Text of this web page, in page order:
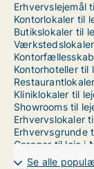
Erhvervslejemål
Kontorlokaler til
Butikslokaler til
Kontorhoteller til
Kliniklokaler til
Showrooms til
Erhvervslokaler
Erhvervsgrunde
Garager til leje i
Se alle